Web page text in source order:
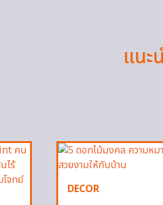
แนะ
DECOR